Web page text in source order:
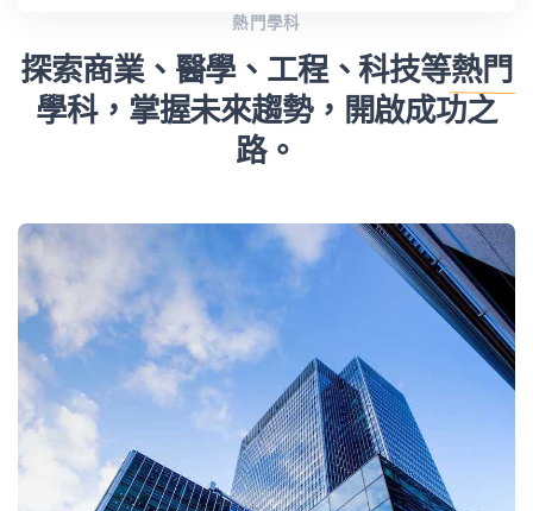
熱門學科
探索商業、醫學、工程、科技等熱門
學科，掌握未來趨勢，開啟成功之
路。